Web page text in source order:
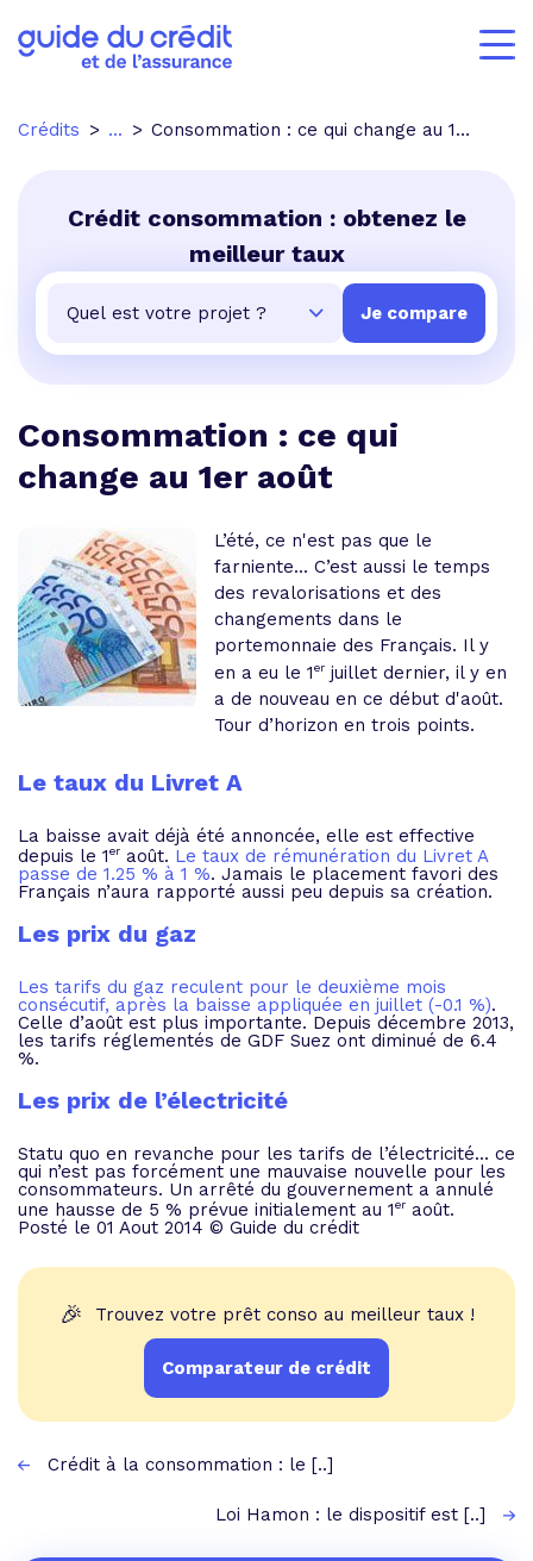
Crédits ... Consommation : ce qui change au 1er août
Crédit consommation : obtenez le
meilleur taux
Consommation : ce qui
change au 1er août
L’été, ce n'est pas que le
farniente... C’est aussi le temps
des revalorisations et des
changements dans le
portemonnaie des Français. Il y
en a eu le 1er juillet dernier, il y en
a de nouveau en ce début d'août.
Tour d’horizon en trois points.
Le taux du Livret A
La baisse avait déjà été annoncée, elle est effective
depuis le 1er août. Le taux de rémunération du Livret A
passe de 1.25 % à 1 %. Jamais le placement favori des
Français n’aura rapporté aussi peu depuis sa création.
Les prix du gaz
Les tarifs du gaz reculent pour le deuxième mois
consécutif, après la baisse appliquée en juillet (-0.1 %).
Celle d’août est plus importante. Depuis décembre 2013,
les tarifs réglementés de GDF Suez ont diminué de 6.4
%.
Les prix de l’électricité
Statu quo en revanche pour les tarifs de l’électricité... ce
qui n’est pas forcément une mauvaise nouvelle pour les
consommateurs. Un arrêté du gouvernement a annulé
une hausse de 5 % prévue initialement au 1er août.
Posté le 01 Aout 2014 © Guide du crédit
🎉 Trouvez votre prêt conso au meilleur taux !
Comparateur de crédit
Crédit à la consommation : le [..]
Loi Hamon : le dispositif est [..]